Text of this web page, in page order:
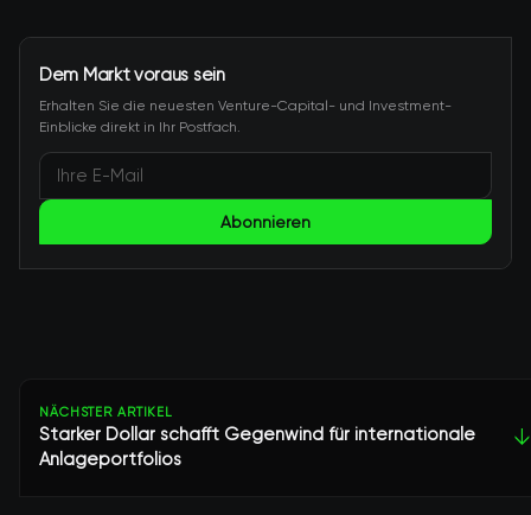
Dem Markt voraus sein
Erhalten Sie die neuesten Venture-Capital- und Investment-
Einblicke direkt in Ihr Postfach.
Abonnieren
NÄCHSTER ARTIKEL
Starker Dollar schafft Gegenwind für internationale
Anlageportfolios
↓